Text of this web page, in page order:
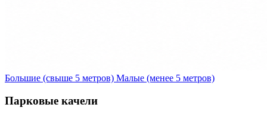
Большие (свыше 5 метров) Малые (менее 5 метров)
Парковые качели